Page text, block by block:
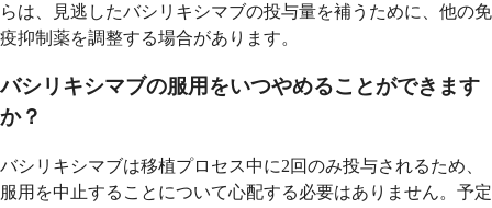
らは、見逃したバシリキシマブの投与量を補うために、他の免
疫抑制薬を調整する場合があります。
バシリキシマブの服用をいつやめることができます
か？
バシリキシマブは移植プロセス中に2回のみ投与されるため、
服用を中止することについて心配する必要はありません。予定